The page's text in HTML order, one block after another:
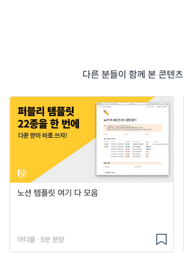
다른 분들이 함께 본 콘텐츠
노션 템플릿 여기 다 모음
아티클 · 5분 분량